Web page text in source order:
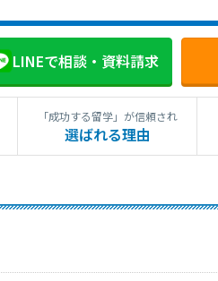
LINEで相談・資料請求
「成功する留学」が信頼され
選ばれる理由